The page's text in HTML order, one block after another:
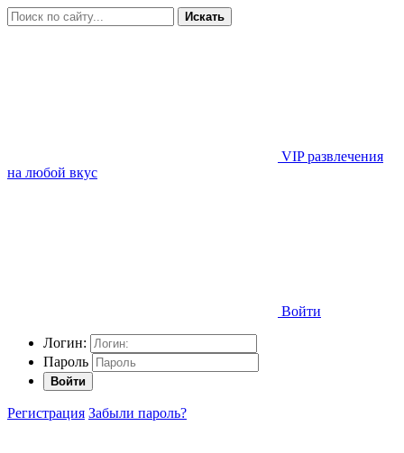
Искать
VIP развлечения
на любой вкус
Войти
Логин:
Пароль
Войти
Регистрация Забыли пароль?